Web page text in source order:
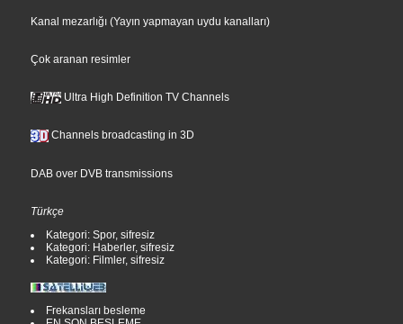
Kanal mezarlığı (Yayın yapmayan uydu kanalları)
Çok aranan resimler
Ultra High Definition TV Channels
Channels broadcasting in 3D
DAB over DVB transmissions
Türkçe
Kategori: Spor, sifresiz
Kategori: Haberler, sifresiz
Kategori: Filmler, sifresiz
Frekansları besleme